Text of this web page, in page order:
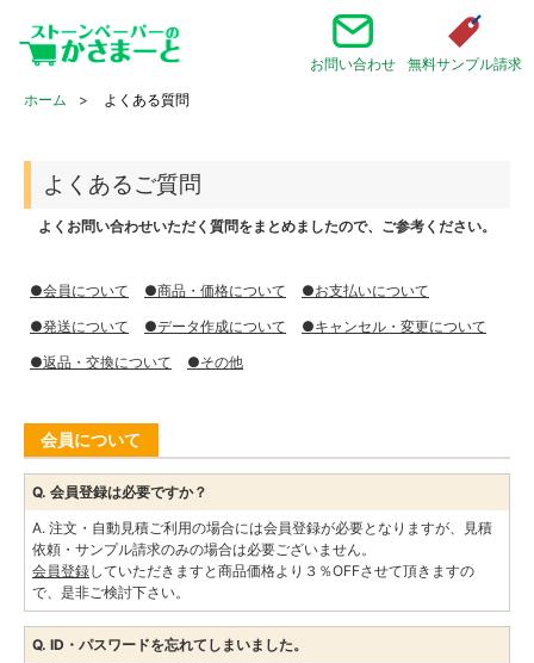
お問い合わせ
無料サンプル請求
ホーム
よくある質問
よくあるご質問
よくお問い合わせいただく質問をまとめましたので、ご参考ください。
●会員について ●商品・価格について
●お支払いについて
●発送について
●データ作成について
●キャンセル・変更について
●返品・交換について
●その他
会員について
Q. 会員登録は必要ですか？
A. 注文・自動見積ご利用の場合には会員登録が必要となりますが、見積
依頼・サンプル請求のみの場合は必要ございません。
会員登録していただきますと商品価格より３％OFFさせて頂きますの
で、是非ご検討下さい。
Q. ID・パスワードを忘れてしまいました。